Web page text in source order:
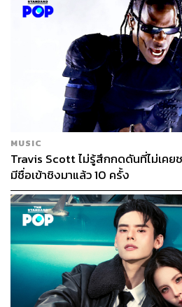
MUSIC
Travis Scott ไม่รู้สึกกดดันที่ไม่เคย
มีชื่อเข้าชิงมาแล้ว 10 ครั้ง